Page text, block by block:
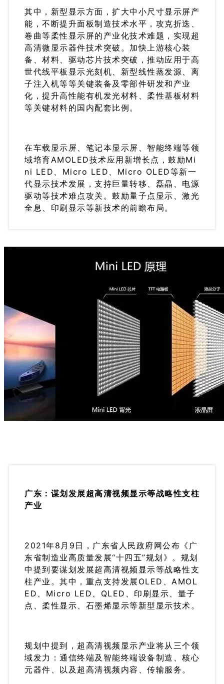
其中，新型显示方面，扩大中小尺寸显示屏产
能，不断提升面板制造技术水平，攻克折迭、
卷曲等柔性显示屏的产业化技术难题，实现超
高清微显示器件技术突破。加快上游核心装
备、材料、驱动芯片技术突破，推动应用于高
世代线平板显示光刻机、新型线性蒸发源、离
子注入机等等关键装备及零部件研发和产业
化，提升高性能有机发光材料、柔性基板材料
等关键材料的国内配套比例。
在车载显示屏、笔记本显示屏、智能终端等领
域培育AMOLED技术应用新增长点，鼓励Mi
ni LED、Micro LED、Micro OLED等新一
代显示技术发展，支持巨量转移、磊晶、电源
驱动等技术难点攻关。鼓励量子点显示、激光
全息、印刷显示等新技术的前瞻布局。
广东：谋划发展超高清视频显示等战略性支柱
产业
2021年8月9日，广东省人民政府网公布《广
东省制造业高质量发展“十四五”规划》。规划
中提到要谋划发展超高清视频显示等战略性支
柱产业。其中，重点支持发展OLED、AMOL
ED、Micro LED、QLED、印刷显示、量子
点、柔性显示、石墨烯显示等新型显示技术。
规划中提到，超高清视频显示产业将从三个领
域发力：通信终端及智能终端设备制造、核心
元器件、以及超高清视频内容、传输服务。